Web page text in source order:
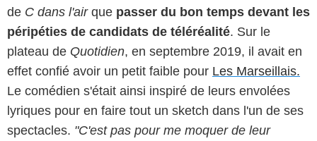
de C dans l'airque passer du bon temps devant les
péripéties de candidats de téléréalité. Sur le
plateau de Quotidien, en septembre 2019, il avait en
effet confié avoir un petit faible pour Les Marseillais.
Le comédien s'était ainsi inspiré de leurs envolées
lyriques pour en faire tout un sketch dans l'un de ses
spectacles. "C'est pas pour me moquer de leur